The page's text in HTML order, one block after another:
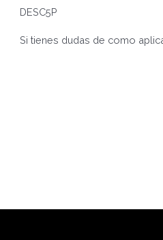
DESC5P
Si tienes dudas de como